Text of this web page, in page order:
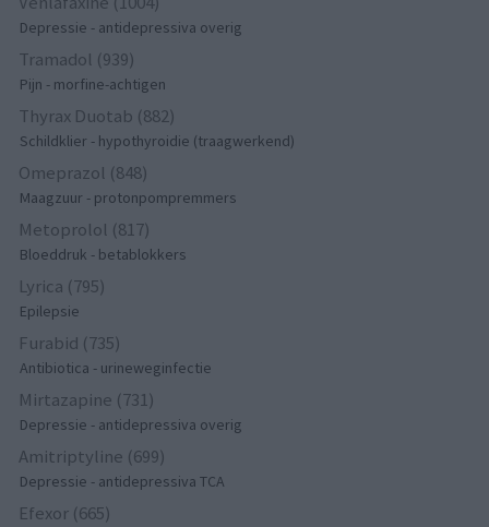
Depressie - antidepressiva overig
Tramadol (939)
Pijn - morfine-achtigen
Thyrax Duotab (882)
Schildklier - hypothyroidie (traagwerkend)
Omeprazol (848)
Maagzuur - protonpompremmers
Metoprolol (817)
Bloeddruk - betablokkers
Lyrica (795)
Epilepsie
Furabid (735)
Antibiotica - urineweginfectie
Mirtazapine (731)
Depressie - antidepressiva overig
Amitriptyline (699)
Depressie - antidepressiva TCA
Efexor (665)